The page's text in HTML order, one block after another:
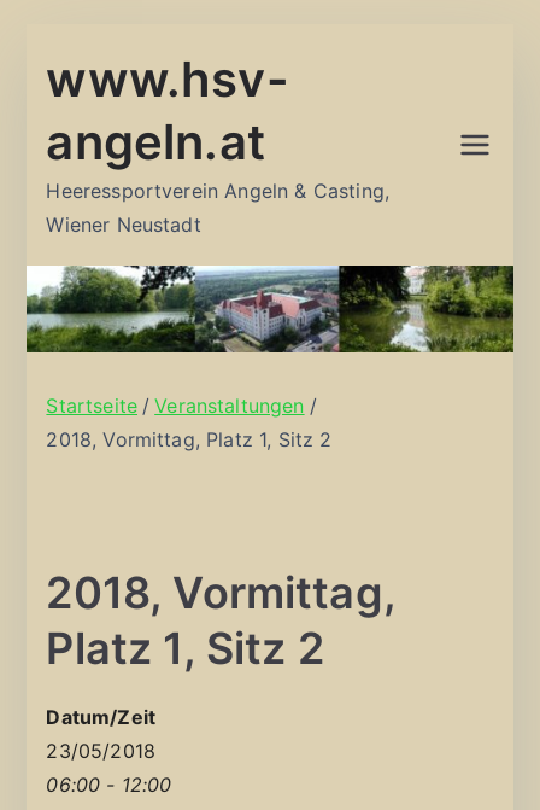
Inhalt
www.hsv-
angeln.at
Heeressportverein Angeln & Casting,
Wiener Neustadt
Startseite
Veranstaltungen
2018, Vormittag, Platz 1, Sitz 2
2018, Vormittag,
Platz 1, Sitz 2
Datum/Zeit
23/05/2018
06:00 - 12:00